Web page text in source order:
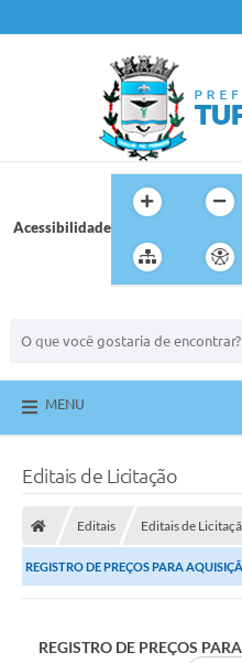
Acessibilidade
MENU
Editais de Licitação
Editais Editais de
REGISTRO DE PREÇOS PARA
REGISTRO DE PREÇOS